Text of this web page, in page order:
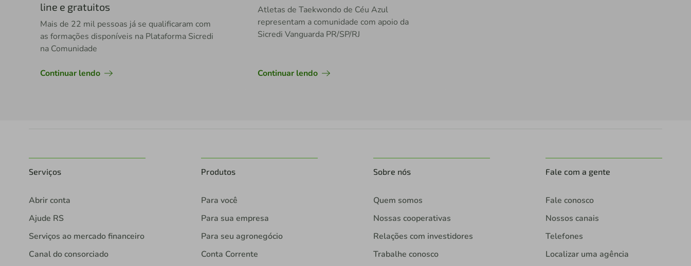
line e gratuitos
Mais de 22 mil pessoas já se qualificaram com
as formações disponíveis na Plataforma Sicredi
na Comunidade
Continuar lendo
Atletas de Taekwondo de Céu Azul
representam a comunidade com apoio da
Sicredi Vanguarda PR/SP/RJ
Continuar lendo
Serviços
Abrir conta
Ajude RS
Serviços ao mercado financeiro
Canal do consorciado
Produtos
Para você
Para sua empresa
Para seu agronegócio
Conta Corrente
Sobre nós
Quem somos
Nossas cooperativas
Relações com investidores
Trabalhe conosco
Fale com a gente
Fale conosco
Nossos canais
Telefones
Localizar uma agência